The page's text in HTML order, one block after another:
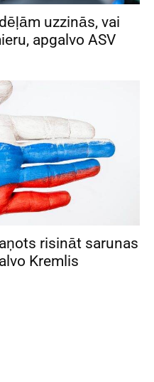
uzzinās, vai
apgalvo ASV
risināt sarunas
Kremlis